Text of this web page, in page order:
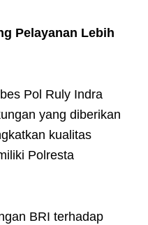
Pelayanan Lebih
Pol Ruly Indra
yang diberikan
kualitas
Polresta
BRI terhadap